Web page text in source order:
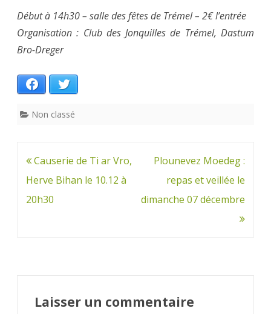
Début à 14h30 – salle des fêtes de Trémel – 2€ l’entrée
Organisation : Club des Jonquilles de Trémel, Dastum
Bro-Dreger
Facebook
Non classé
Navigation
de
l’article
Causerie de Ti ar Vro,
Herve Bihan le 10.12 à
20h30
Plounevez Moedeg :
repas et veillée le
dimanche 07 décembre
Laisser un commentaire